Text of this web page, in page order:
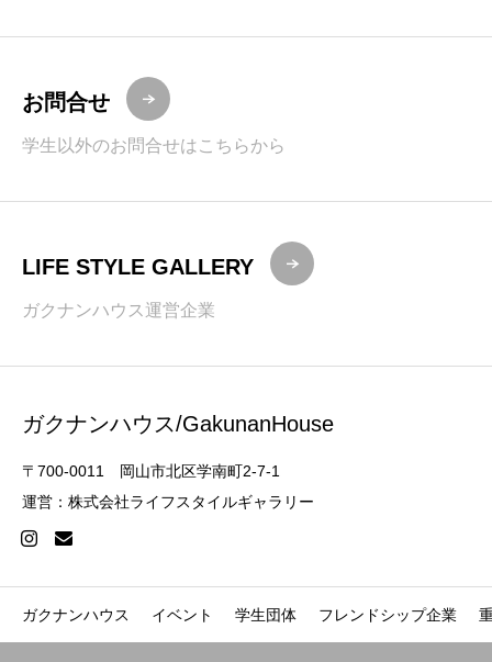
お問合せ
学生以外のお問合せはこちらから
LIFE STYLE GALLERY
ガクナンハウス運営企業
ガクナンハウス/GakunanHouse
〒700-0011 岡山市北区学南町2-7-1
運営：株式会社ライフスタイルギャラリー
ガクナンハウス イベント 学生団体 フレンドシップ企業